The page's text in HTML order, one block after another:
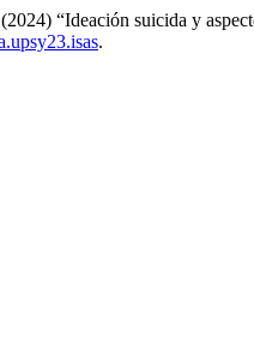
“Ideación suicida y
.